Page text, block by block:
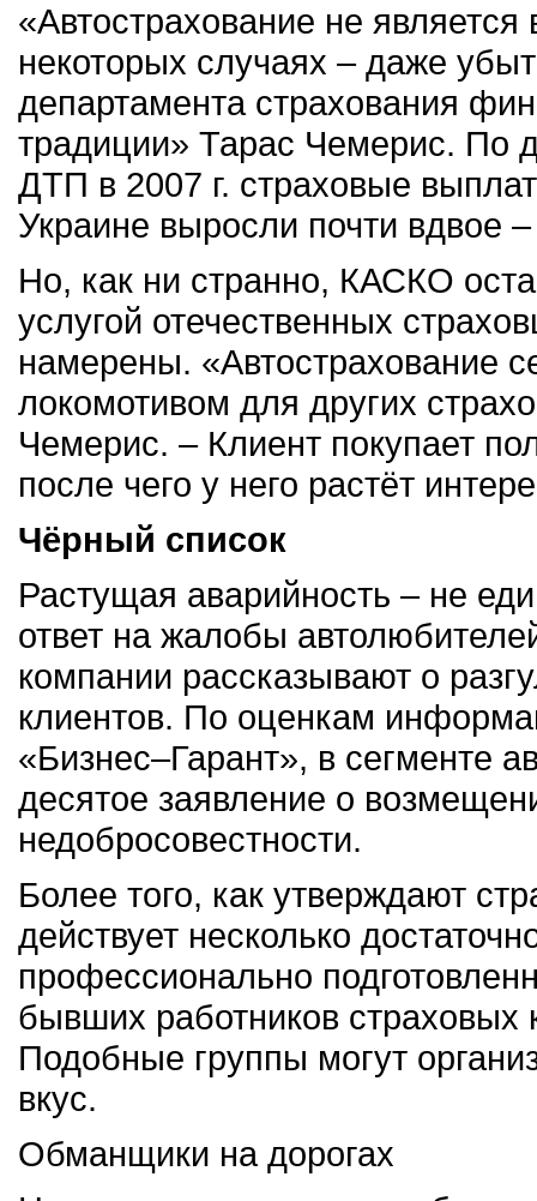
«Автострахование не
некоторых случаях – даже
департамента страхования
традиции» Тарас Чемерис. По
ДТП в 2007 г. страховые
Украине выросли почти вдвое
Но, как ни странно, КАСКО
услугой отечественных
намерены. «Автострахование
локомотивом для других
Чемерис. – Клиент покупает
после чего у него растёт
Чёрный список
Растущая аварийность – не
ответ на жалобы
компании рассказывают о
клиентов. По оценкам
«Бизнес–Гарант», в сегменте
десятое заявление о
недобросовестности.
Более того, как утверждают
действует несколько
профессионально
бывших работников страховых
Подобные группы могут
вкус.
Обманщики на дорогах